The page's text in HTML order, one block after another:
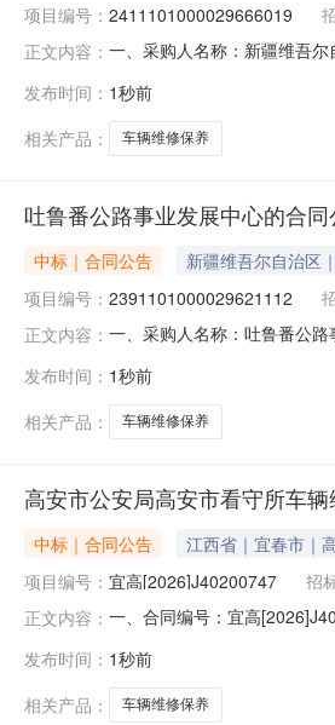
项目编号： 2411101000029666019
正文内容： 一、采购人名称：新疆维吾
(元)1车辆维修保养（洗车）
发布时间： 1秒前
相关产品：
车辆维修保养
吐鲁番公路事业发展中心的合
中标｜合同公告 新疆维吾尔自治区
项目编号： 2391101000029621112
正文内容： 一、采购人名称：吐鲁番公
要求或标的基本概况：七、
发布时间： 1秒前
相关产品：
车辆维修保养
高安市公安局高安市看守所车
中标｜合同公告 江西省｜宜春市｜
项目编号： 宜高[2026]J40200747 招
正文内容： 一、合同编号：宜高
销售有限责任公司地址：江
发布时间： 1秒前
相关产品：
车辆维修保养